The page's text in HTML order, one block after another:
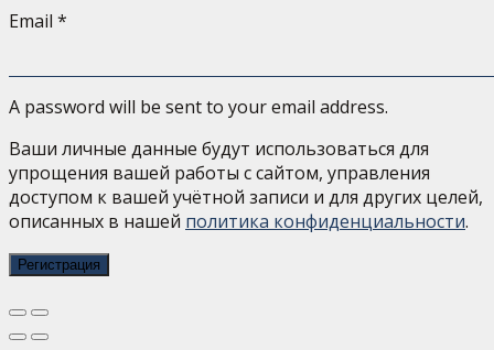
Email *
A password will be sent to your email address.
Ваши личные данные будут использоваться для
упрощения вашей работы с сайтом, управления
доступом к вашей учётной записи и для других целей,
описанных в нашей политика конфиденциальности.
Регистрация